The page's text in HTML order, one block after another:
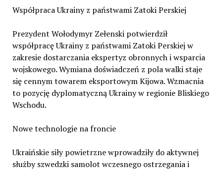
Współpraca Ukrainy z państwami Zatoki Perskiej
Prezydent Wołodymyr Zełenski potwierdził
współpracę Ukrainy z państwami Zatoki Perskiej w
zakresie dostarczania ekspertyz obronnych i wsparcia
wojskowego. Wymiana doświadczeń z pola walki staje
się cennym towarem eksportowym Kijowa. Wzmacnia
to pozycję dyplomatyczną Ukrainy w regionie Bliskiego
Wschodu.
Nowe technologie na froncie
Ukraińskie siły powietrzne wprowadziły do aktywnej
służby szwedzki samolot wczesnego ostrzegania i